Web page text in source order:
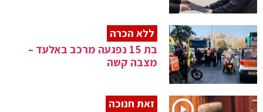
ללא הכרה
בת 15 נפגעה מרכב באלעד –
מצבה קשה
זאת חנוכה